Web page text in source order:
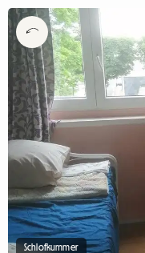
Schlofkummer